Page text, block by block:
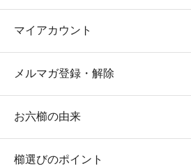
マイアカウント
メルマガ登録・解除
お六櫛の由来
櫛選びのポイント